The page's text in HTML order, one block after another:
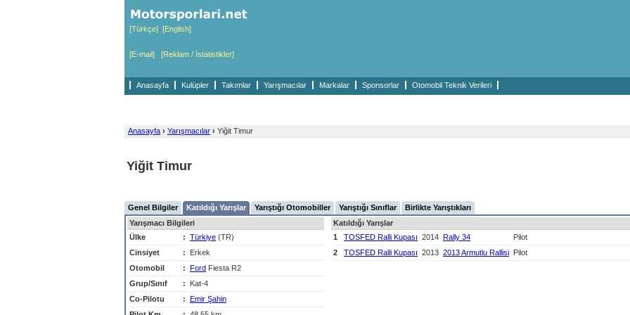
[Türkçe] [English]
[E-mail] [Reklam / İstatistikler]
Anasayfa Kulüpler Takımlar Yarışmacılar Markalar Sponsorlar Otomobil Teknik Verileri
Anasayfa › Yarışmacılar › Yiğit Timur
Yiğit Timur
Genel Bilgiler Katıldığı Yarışlar Yarıştığı Otomobiller Yarıştığı Sınıflar
Birlikte Yarıştıkları
Yarışmacı Bilgileri
Ülke
: Türkiye (TR)
Cinsiyet
:
Erkek
Otomobil
: Ford Fiesta R2
Grup/Sınıf
:
Kat-4
Co-Pilotu
: Emir Şahin
Katıldığı Yarışlar
1
TOSFED Ralli Kupası 2014 Rally 34
Pilot
2
TOSFED Ralli Kupası 2013 2013 Armutlu Rallisi Pilot